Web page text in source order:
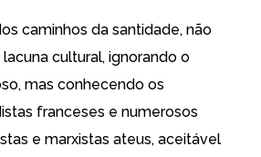
caminhos da santidade, não
lacuna cultural, ignorando o
mas conhecendo os
franceses e numerosos
e marxistas ateus, aceitável